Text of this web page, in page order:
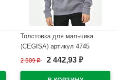
Толстовка для мальчика
(CEGISA) артикул 4745
размерный ряд 36/140-40/152
2 509₽ 2 442,93 ₽